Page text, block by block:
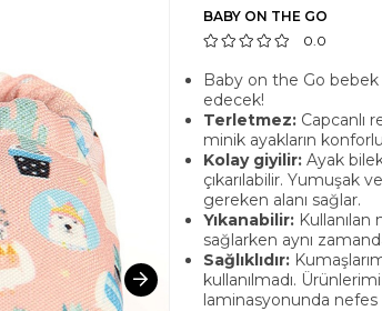
BABY ON THE GO
0.0
Baby on the Go bebek
edecek!
Terletmez: Capcanlı
minik ayakların
Kolay giyilir: Ayak
çıkarılabilir. Yumuşak
gereken alanı sağlar.
Yıkanabilir: Kullanılan
sağlarken aynı
Sağlıklıdır:
kullanılmadı.
laminasyonunda nefes